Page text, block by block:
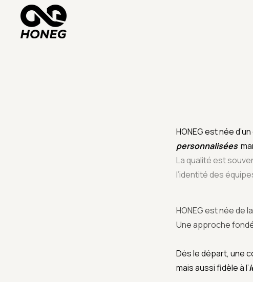
HONEG est née
personnalisées
La qualité est
l’identité des
HONEG est née de
​Une approche
Dès le départ, une
mais aussi fidèle à l’